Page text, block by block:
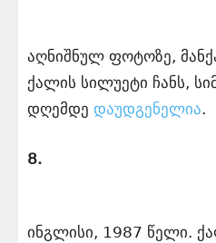
აღნიშნულ ფოტოზე,
ქალის სილუეტი ჩანს,
დღემდე დაუდგენელია.
8.
ინგლისი, 1987 წელი.